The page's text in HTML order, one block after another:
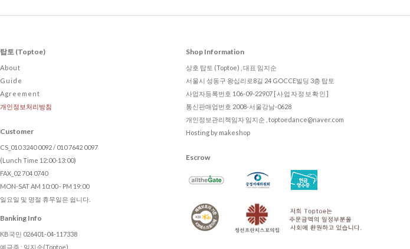
탑토 (Toptoe)
About
Guide
Agreement
개인정보처리방침
Customer
CS_010 3240 0092 / 010 7642 0097
(Lunch Time 12:00-13:00)
FAX_02 704 0740
MON-SAT AM 10:00 - PM 19:00
일요일 및 명절 휴무일은 쉽니다.
Banking Info
KB국민 026401-04-117338
예금주 : 임지순(Toptoe)
Shop Information
상호 탑토 (Toptoe) , 대표 임지순
서울시 성동구 왕십리로8길 24 GOCCE빌딩 3층 탑토
사업자등록번호 106-09-22907 [사업자정보확인]
통신판매업번호 2008-서울강남-0628
개인정보관리책임자 임지순 , toptoedance@naver.com
Hosting by makeshop
Escrow